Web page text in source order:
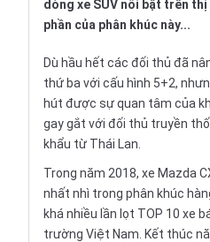
dòng xe SUV nổi bật trên
phần của phân khúc này...
Dù hầu hết các đối thủ đã
thứ ba với cấu hình 5+2,
hút được sự quan tâm của
gay gắt với đối thủ truyền
khẩu từ Thái Lan.
Trong năm 2018, xe Mazda
nhất nhì trong phân khúc
khá nhiều lần lọt TOP 10 xe
trường Việt Nam. Kết thúc